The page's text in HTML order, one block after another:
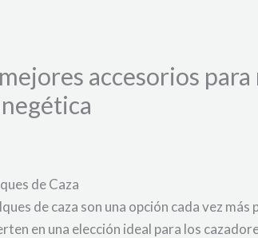
accesorios
de Caza
de caza son una opción cada vez
en una elección ideal para los